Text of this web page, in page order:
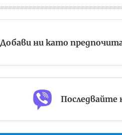
Добави ни като
Последвайте